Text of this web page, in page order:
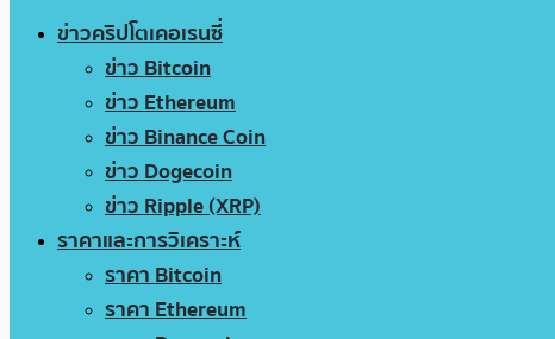
ข่าวคริปโตเคอเรนซี่
ข่าว Bitcoin
ข่าว Ethereum
ข่าว Binance Coin
ข่าว Dogecoin
ข่าว Ripple (XRP)
ราคาและการวิเคราะห์
ราคา Bitcoin
ราคา Ethereum